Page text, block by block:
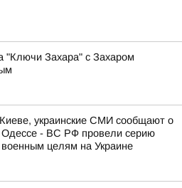
"Ключи Захара" с Захаром
украинские СМИ сообщают о
Одессе - ВС РФ провели серию
целям на Украине